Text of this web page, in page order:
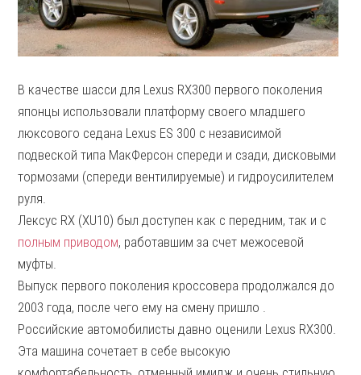
В качестве шасси для Lexus RX300 первого поколения
японцы использовали платформу своего младшего
люксового седана Lexus ES 300 с независимой
подвеской типа МакФерсон спереди и сзади, дисковыми
тормозами (спереди вентилируемые) и гидроусилителем
руля.
Лексус RX (XU10) был доступен как с передним, так и с
полным приводом, работавшим за счет межосевой
муфты.
Выпуск первого поколения кроссовера продолжался до
2003 года, после чего ему на смену пришло .
Российские автомобилисты давно оценили Lexus RX300.
Эта машина сочетает в себе высокую